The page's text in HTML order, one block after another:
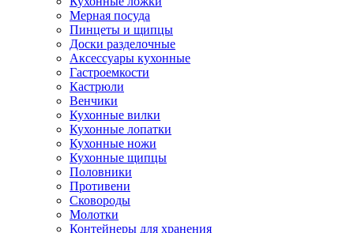
Мерная посуда
Пинцеты и щипцы
Доски разделочные
Аксессуары кухонные
Гастроемкости
Кастрюли
Венчики
Кухонные вилки
Кухонные лопатки
Кухонные ножи
Кухонные щипцы
Половники
Противени
Сковороды
Молотки
Контейнеры для хранения